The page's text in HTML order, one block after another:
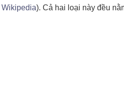
Wikipedia). Cả hai loại này đều